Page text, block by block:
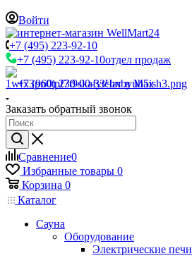
Войти
+7 (495) 223-92-10
+7 (495) 223-92-10отдел продаж
+7 (960) 230-00-33Чат в Max
Заказать обратный звонок
Сравнение0
Избранные товары 0
Корзина 0
Каталог
Сауна
Оборудование
Электрические печи